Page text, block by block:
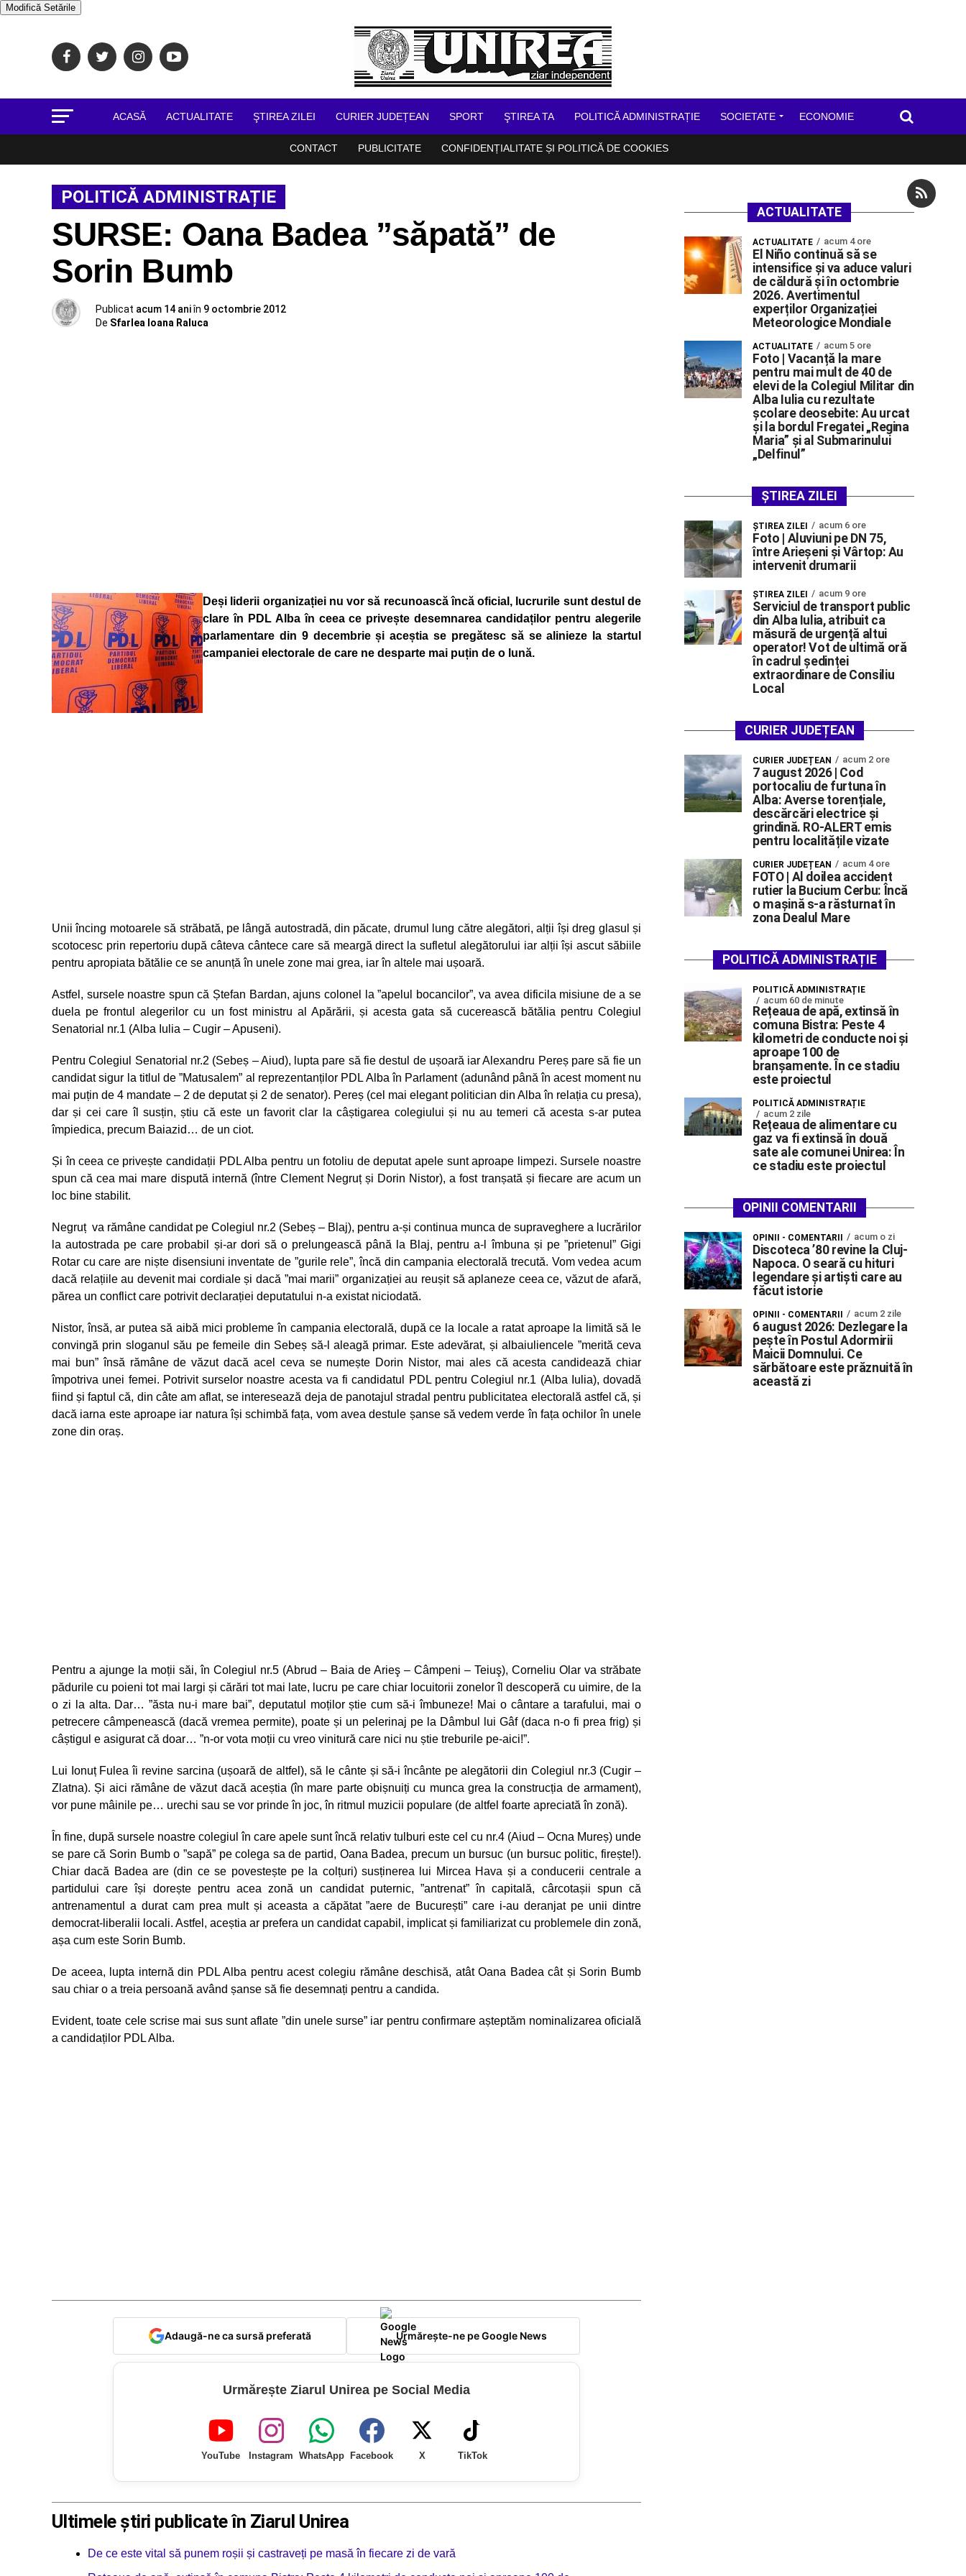
Modifică Setările
ACASĂ ACTUALITATE ŞTIREA ZILEI CURIER JUDEȚEAN SPORT ŞTIREA TA POLITICĂ ADMINISTRAȚIE SOCIETATE ECONOMIE
CONTACT PUBLICITATE CONFIDENȚIALITATE ȘI POLITICĂ DE COOKIES
POLITICĂ ADMINISTRAȚIE
SURSE: Oana Badea ”săpată” de
Sorin Bumb
Publicat acum 14 aniîn 9 octombrie 2012
De Sfarlea Ioana Raluca
Deși liderii organizației nu vor să recunoască încă oficial, lucrurile sunt destul de
clare în PDL Alba în ceea ce privește desemnarea candidaților pentru alegerile
parlamentare din 9 decembrie și aceștia se pregătesc să se alinieze la startul
campaniei electorale de care ne desparte mai puțin de o lună.
Unii încing motoarele să străbată, pe lângă autostradă, din păcate, drumul lung către alegători, alții își dreg glasul și
scotocesc prin repertoriu după câteva cântece care să meargă direct la sufletul alegătorului iar alții își ascut săbiile
pentru apropiata bătălie ce se anunță în unele zone mai grea, iar în altele mai ușoară.
Astfel, sursele noastre spun că Ștefan Bardan, ajuns colonel la ”apelul bocancilor”, va avea dificila misiune de a se
duela pe frontul alegerilor cu un fost ministru al Apărării, și acesta gata să cucerească bătălia pentru Colegiul
Senatorial nr.1 (Alba Iulia – Cugir – Apuseni).
Pentru Colegiul Senatorial nr.2 (Sebeș – Aiud), lupta pare să fie destul de ușoară iar Alexandru Pereș pare să fie un
candidat sigur la titlul de ”Matusalem” al reprezentanților PDL Alba în Parlament (adunând până în acest moment nu
mai puțin de 4 mandate – 2 de deputat și 2 de senator). Pereș (cel mai elegant politician din Alba în relația cu presa),
dar și cei care îl susțin, știu că este un favorit clar la câștigarea colegiului și nu au temeri că acesta s-ar putea
împiedica, precum Baiazid… de un ciot.
Și în ceea ce privește candidații PDL Alba pentru un fotoliu de deputat apele sunt aproape limpezi. Sursele noastre
spun că cea mai mare dispută internă (între Clement Negruț și Dorin Nistor), a fost tranșată și fiecare are acum un
loc bine stabilit.
Negruț va rămâne candidat pe Colegiul nr.2 (Sebeș – Blaj), pentru a-și continua munca de supraveghere a lucrărilor
la autostrada pe care probabil și-ar dori să o prelungească până la Blaj, pentru a-l îmbuna și pe ”prietenul” Gigi
Rotar cu care are niște disensiuni inventate de ”gurile rele”, încă din campania electorală trecută. Vom vedea acum
dacă relațiile au devenit mai cordiale și dacă ”mai marii” organizației au reușit să aplaneze ceea ce, văzut de afară,
părea un conflict care potrivit declarației deputatului n-a existat niciodată.
Nistor, însă, ar putea să aibă mici probleme în campania electorală, după ce la locale a ratat aproape la limită să le
convingă prin sloganul său pe femeile din Sebeș să-l aleagă primar. Este adevărat, și albaiuliencele ”merită ceva
mai bun” însă rămâne de văzut dacă acel ceva se numește Dorin Nistor, mai ales că acesta candidează chiar
împotriva unei femei. Potrivit surselor noastre acesta va fi candidatul PDL pentru Colegiul nr.1 (Alba Iulia), dovadă
fiind și faptul că, din câte am aflat, se interesează deja de panotajul stradal pentru publicitatea electorală astfel că, și
dacă iarna este aproape iar natura își schimbă fața, vom avea destule șanse să vedem verde în fața ochilor în unele
zone din oraș.
Pentru a ajunge la moții săi, în Colegiul nr.5 (Abrud – Baia de Arieş – Câmpeni – Teiuş), Corneliu Olar va străbate
pădurile cu poieni tot mai largi și cărări tot mai late, lucru pe care chiar locuitorii zonelor îl descoperă cu uimire, de la
o zi la alta. Dar… ”ăsta nu-i mare bai”, deputatul moților știe cum să-i îmbuneze! Mai o cântare a tarafului, mai o
petrecere câmpenească (dacă vremea permite), poate și un pelerinaj pe la Dâmbul lui Gâf (daca n-o fi prea frig) și
câștigul e asigurat că doar… ”n-or vota moții cu vreo vinitură care nici nu știe treburile pe-aici!”.
Lui Ionuț Fulea îi revine sarcina (ușoară de altfel), să le cânte și să-i încânte pe alegătorii din Colegiul nr.3 (Cugir –
Zlatna). Și aici rămâne de văzut dacă aceștia (în mare parte obișnuiți cu munca grea la construcția de armament),
vor pune mâinile pe… urechi sau se vor prinde în joc, în ritmul muzicii populare (de altfel foarte apreciată în zonă).
În fine, după sursele noastre colegiul în care apele sunt încă relativ tulburi este cel cu nr.4 (Aiud – Ocna Mureș) unde
se pare că Sorin Bumb o ”sapă” pe colega sa de partid, Oana Badea, precum un bursuc (un bursuc politic, firește!).
Chiar dacă Badea are (din ce se povestește pe la colțuri) susținerea lui Mircea Hava și a conducerii centrale a
partidului care își dorește pentru acea zonă un candidat puternic, ”antrenat” în capitală, cârcotașii spun că
antrenamentul a durat cam prea mult și aceasta a căpătat ”aere de București” care i-au deranjat pe unii dintre
democrat-liberalii locali. Astfel, aceștia ar prefera un candidat capabil, implicat și familiarizat cu problemele din zonă,
așa cum este Sorin Bumb.
De aceea, lupta internă din PDL Alba pentru acest colegiu rămâne deschisă, atât Oana Badea cât și Sorin Bumb
sau chiar o a treia persoană având șanse să fie desemnați pentru a candida.
Evident, toate cele scrise mai sus sunt aflate ”din unele surse” iar pentru confirmare așteptăm nominalizarea oficială
a candidaților PDL Alba.
Adaugă-ne ca sursă preferată Urmărește-ne pe Google News
Urmărește Ziarul Unirea pe Social Media
YouTube Instagram WhatsApp Facebook X TikTok
Ultimele știri publicate în Ziarul Unirea
De ce este vital să punem roșii și castraveți pe masă în fiecare zi de vară
ACTUALITATE
ACTUALITATE acum 4 ore
El Niño continuă să se
intensifice și va aduce valuri
de căldură și în octombrie
2026. Avertimentul
experților Organizației
Meteorologice Mondiale
ACTUALITATE acum 5 ore
Foto | Vacanță la mare
pentru mai mult de 40 de
elevi de la Colegiul Militar din
Alba Iulia cu rezultate
școlare deosebite: Au urcat
și la bordul Fregatei „Regina
Maria” și al Submarinului
„Delfinul”
ȘTIREA ZILEI
ŞTIREA ZILEI acum 6 ore
Foto | Aluviuni pe DN 75,
între Arieșeni și Vârtop: Au
intervenit drumarii
ŞTIREA ZILEI acum 9 ore
Serviciul de transport public
din Alba Iulia, atribuit ca
măsură de urgență altui
operator! Vot de ultimă oră
în cadrul ședinței
extraordinare de Consiliu
Local
CURIER JUDEȚEAN
CURIER JUDEȚEAN acum 2 ore
7 august 2026 | Cod
portocaliu de furtuna în
Alba: Averse torențiale,
descărcări electrice și
grindină. RO-ALERT emis
pentru localitățile vizate
CURIER JUDEȚEAN acum 4 ore
FOTO | Al doilea accident
rutier la Bucium Cerbu: Încă
o mașină s-a răsturnat în
zona Dealul Mare
POLITICĂ ADMINISTRAȚIE
POLITICĂ ADMINISTRAȚIE
acum 60 de minute
Rețeaua de apă, extinsă în
comuna Bistra: Peste 4
kilometri de conducte noi și
aproape 100 de
branșamente. În ce stadiu
este proiectul
POLITICĂ ADMINISTRAȚIE
acum 2 zile
Rețeaua de alimentare cu
gaz va fi extinsă în două
sate ale comunei Unirea: În
ce stadiu este proiectul
OPINII COMENTARII
OPINII - COMENTARII acum o zi
Discoteca ’80 revine la Cluj-
Napoca. O seară cu hituri
legendare și artiști care au
făcut istorie
OPINII - COMENTARII acum 2 zile
6 august 2026: Dezlegare la
pește în Postul Adormirii
Maicii Domnului. Ce
sărbătoare este prăznuită în
această zi